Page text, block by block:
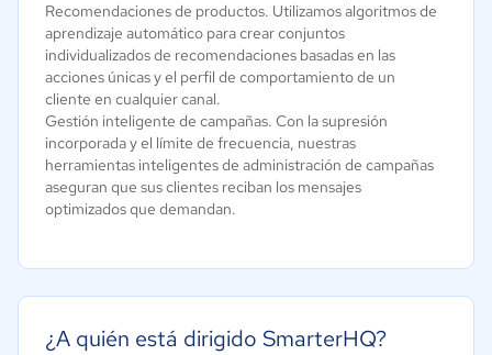
Recomendaciones de productos. Utilizamos algoritmos de
aprendizaje automático para crear conjuntos
individualizados de recomendaciones basadas en las
acciones únicas y el perfil de comportamiento de un
cliente en cualquier canal.
Gestión inteligente de campañas. Con la supresión
incorporada y el límite de frecuencia, nuestras
herramientas inteligentes de administración de campañas
aseguran que sus clientes reciban los mensajes
optimizados que demandan.
¿A quién está dirigido SmarterHQ?